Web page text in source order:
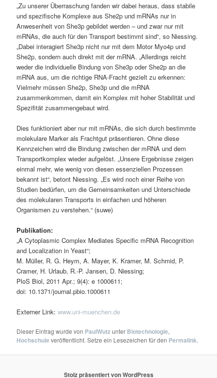
„Zu unserer Überraschung fanden wir dabei heraus, dass stabile
und spezifische Komplexe aus She2p und mRNAs nur in
Anwesenheit von She3p gebildet werden – und zwar nur mit
mRNAs, die auch für den Transport bestimmt sind“, so Niessing.
„Dabei interagiert She3p nicht nur mit dem Motor Myo4p und
She2p, sondern auch direkt mit der mRNA. „Allerdings reicht
weder die individuelle Bindung von She3p oder She2p an die
mRNA aus, um die richtige RNA-Fracht gezielt zu erkennen:
Vielmehr müssen She2p, She3p und die mRNA
zusammenkommen, damit ein Komplex mit hoher Stabilität und
Spezifität zusammengebaut wird.
Dies funktioniert aber nur mit mRNAs, die sich durch bestimmte
molekulare Marker als Frachtgut präsentieren. Ohne diese
Kennzeichen wird die Bindung zwischen der mRNA und dem
Transportkomplex wieder aufgelöst. „Unsere Ergebnisse zeigen
einmal mehr, wie wenig von diesen essenziellen Prozessen
bekannt ist“, betont Niessing. „Es wird noch einer Reihe von
Studien bedürfen, um die Gemeinsamkeiten und Unterschiede
des molekularen Transports in einfachen und höheren
Organismen zu verstehen.“ (suwe)
Publikation:
„A Cytoplasmic Complex Mediates Specific mRNA Recognition
and Localization in Yeast“;
M. Müller, R. G. Heym, A. Mayer, K. Kramer, M. Schmid, P.
Cramer, H. Urlaub, R.-P. Jansen, D. Niessing;
PloS Biol, 2011 Apr.; 9(4): e 1000611;
doi: 10.1371/journal.pbio.1000611
Externer Link:www.uni-muenchen.de
Dieser Eintrag wurde von PaulWutzunter Biotechnologie,
Hochschule veröffentlicht. Setze ein Lesezeichen für den Permalink.
Stolz präsentiert von WordPress